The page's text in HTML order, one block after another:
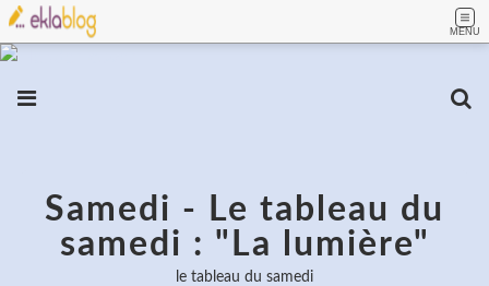
MENU
Samedi - Le tableau du
samedi : "La lumière"
le tableau du samedi